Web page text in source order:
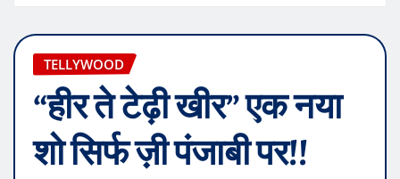
TELLYWOOD
“हीर ते टेढ़ी खीर” एक नया
शो सिर्फ ज़ी पंजाबी पर!!